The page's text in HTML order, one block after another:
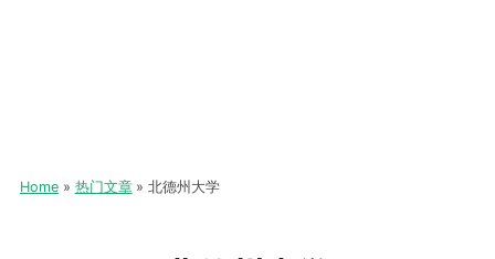
Home 热门文章 北德州大学